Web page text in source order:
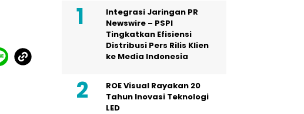
Integrasi Jaringan PR
Newswire – PSPI
Tingkatkan Efisiensi
Distribusi Pers Rilis Klien
ke Media Indonesia
ROE Visual Rayakan 20
Tahun Inovasi Teknologi
LED